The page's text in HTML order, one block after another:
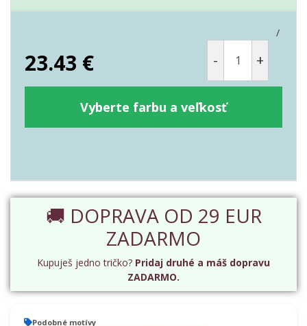
/
23.43 € - +
Vyberte farbu a veľkosť
🚚 DOPRAVA OD 29 EUR
ZADARMO
Kupuješ jedno tričko? Pridaj druhé a máš dopravu
ZADARMO.
Podobné motívy